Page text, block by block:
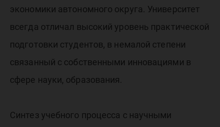
экономики автономного округа. Университет
всегда отличал высокий уровень практической
подготовки студентов, в немалой степени
связанный с собственными инновациями в
сфере науки, образования.
Синтез учебного процесса с научными